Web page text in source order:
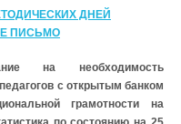
ДНЕЙ
ПИСЬМО
на необходимость
с открытым банком
грамотности на